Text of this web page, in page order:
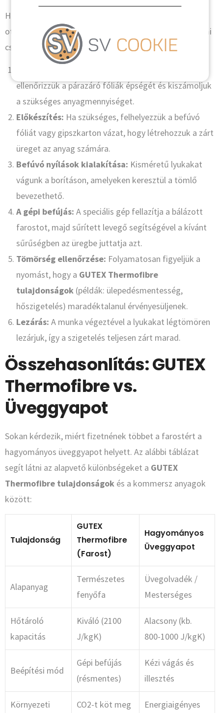
Ha kíváncsi vagy, hogyan varázsolunk meleg és csendes
otthont a farost segítségével, íme a folyamat, ahogy mi
csináljuk:
ellenőrizzük a párazáró fóliák épségét és kiszámoljuk
a szükséges anyagmennyiséget.
Előkészítés: Ha szükséges, felhelyezzük a befúvó
fóliát vagy gipszkarton vázat, hogy létrehozzuk a zárt
üreget az anyag számára.
Befúvó nyílások kialakítása: Kisméretű lyukakat
vágunk a borításon, amelyeken keresztül a tömlő
bevezethető.
A gépi befújás: A speciális gép fellazítja a bálázott
farostot, majd sűrített levegő segítségével a kívánt
sűrűségben az üregbe juttatja azt.
Tömörség ellenőrzése: Folyamatosan figyeljük a
nyomást, hogy a GUTEX Thermofibre
tulajdonságok (példák: ülepedésmentesség,
hőszigetelés) maradéktalanul érvényesüljenek.
Lezárás: A munka végeztével a lyukakat légtömören
lezárjuk, így a szigetelés teljesen zárt marad.
Összehasonlítás: GUTEX
Thermofibre vs.
Üveggyapot
Sokan kérdezik, miért fizetnének többet a farostért a
hagyományos üveggyapot helyett. Az alábbi táblázat
segít látni az alapvető különbségeket a GUTEX
Thermofibre tulajdonságok és a kommersz anyagok
között:
Tulajdonság
GUTEX
Thermofibre
(Farost)
Hagyományos
Üveggyapot
Alapanyag
Természetes
fenyőfa
Üvegolvadék /
Mesterséges
Hőtároló
kapacitás
Kiváló (2100
J/kgK)
Alacsony (kb.
800-1000 J/kgK)
Beépítési mód
Gépi befújás
(résmentes)
Kézi vágás és
illesztés
Környezeti CO2-t köt meg Energiaigényes